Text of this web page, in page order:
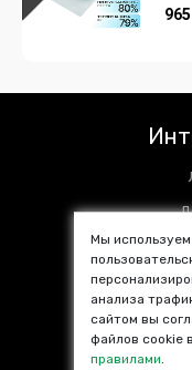
1
Мы
анализа
сайтом вы
файлов cookie
правилами.